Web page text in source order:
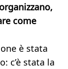
come
è stata
c’è stata la